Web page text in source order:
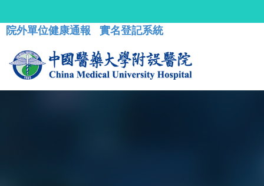
院外單位健康通報 實名登記系統